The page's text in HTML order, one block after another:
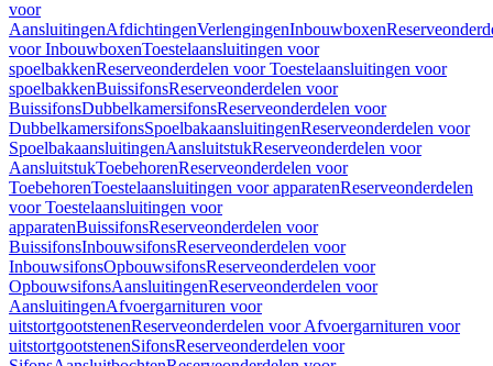
voor
AansluitingenAfdichtingenVerlengingenInbouwboxen
voor InbouwboxenToestelaansluitingen voor
spoelbakkenReserveonderdelen voor Toestelaansluitingen voor
spoelbakkenBuissifonsReserveonderdelen voor
BuissifonsDubbelkamersifonsReserveonderdelen voor
DubbelkamersifonsSpoelbakaansluitingenReserveonderdelen voor
SpoelbakaansluitingenAansluitstukReserveonderdelen voor
AansluitstukToebehorenReserveonderdelen voor
ToebehorenToestelaansluitingen voor apparatenReserveonderdelen
voor Toestelaansluitingen voor
apparatenBuissifonsReserveonderdelen voor
BuissifonsInbouwsifonsReserveonderdelen voor
InbouwsifonsOpbouwsifonsReserveonderdelen voor
OpbouwsifonsAansluitingenReserveonderdelen voor
AansluitingenAfvoergarnituren voor
uitstortgootstenenReserveonderdelen voor Afvoergarnituren voor
uitstortgootstenenSifonsReserveonderdelen voor